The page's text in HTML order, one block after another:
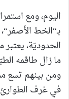
اليوم، ومع
بـ“الخط
الحدوديّة،
ما زال طاقمه
ومن بينهم تسع
في غرف